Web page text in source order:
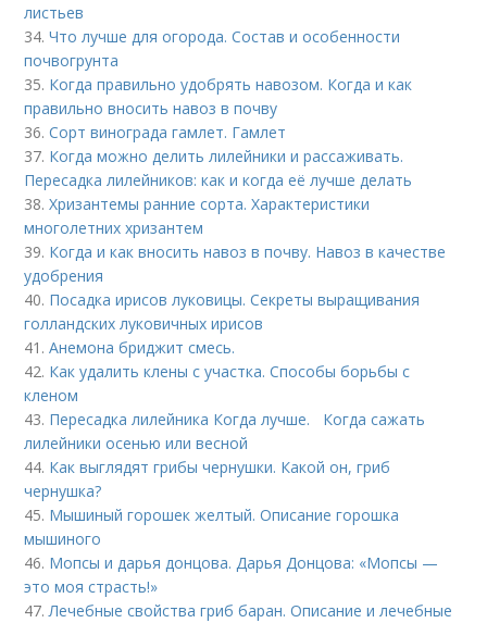
листьев
34.Что лучше для огорода. Состав и особенности
почвогрунта
35. Когда правильно удобрять навозом. Когда и как
правильно вносить навоз в почву
36.Сорт винограда гамлет. Гамлет
37. Когда можно делить лилейники и рассаживать.
Пересадка лилейников: как и когда её лучше делать
38.Хризантемы ранние сорта. Характеристики
многолетних хризантем
39. Когда и как вносить навоз в почву. Навоз в качестве
удобрения
40. Посадка ирисов луковицы. Секреты выращивания
голландских луковичных ирисов
41.Анемона бриджит смесь.
42. Как удалить клены с участка. Способы борьбы с
кленом
43. Пересадка лилейника Когда лучше. Когда сажать
лилейники осенью или весной
44. Как выглядят грибы чернушки. Какой он, гриб
чернушка?
45. Мышиный горошек желтый. Описание горошка
мышиного
46. Мопсы и дарья донцова. Дарья Донцова: «Мопсы —
это моя страсть!»
47.Лечебные свойства гриб баран. Описание и лечебные